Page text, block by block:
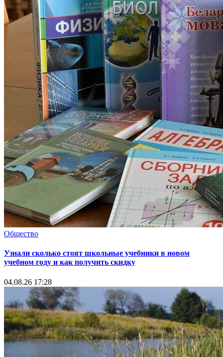
Общество
Узнали сколько стоят школьные учебники в новом
учебном году и как получить скидку
04.08.26 17:28